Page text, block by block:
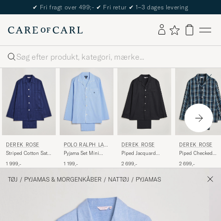
The Care of Carl Passport
Søg
DEREK ROSE
Striped Cotton Satin
1 999,-
POLO RALPH LAU
REN
Pyjama Set Mini
1 199,-
DEREK ROSE
Piped Jacquard
Black
2 699,-
DEREK ROSE
Piped Checked
Navy
2 699,-
TØJ / PYJAMAS & MORGENKÅBER / NATTØJ / PYJAMAS